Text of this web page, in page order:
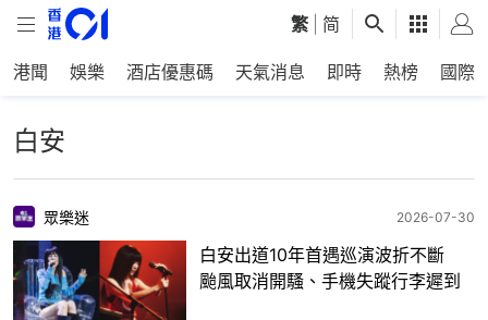
繁 简
港聞 娛樂 酒店優惠碼 天氣消息 即時 熱榜 國際
白安
眾樂迷 2026-07-30
白安出道10年首遇巡演波折不斷
颱風取消開騷、手機失蹤行李遲到